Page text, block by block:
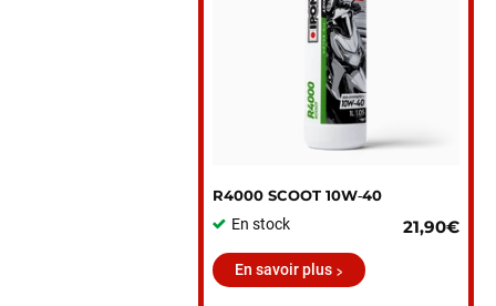
R4000 SCOOT 10W‑40
En stock
21,90€
En savoir plus